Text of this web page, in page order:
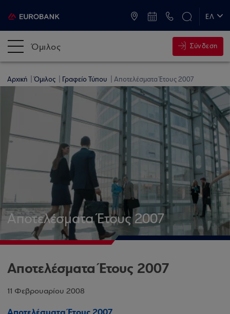
ΕΛ
Όμιλος Σύνδεση
Αρχική Όμιλος Γραφείο Τύπου Αποτελέσματα Έτους 2007
Αποτελέσματα Έτους 2007
Αποτελέσματα Έτους 2007
11 Φεβρουαρίου 2008